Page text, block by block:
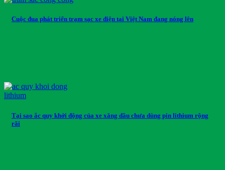
Cuộc đua phát triển trạm sạc xe điện tại Việt Nam đang nóng lên
Tại sao ắc quy khởi động của xe xăng dầu chưa dùng pin lithium rộng
rãi